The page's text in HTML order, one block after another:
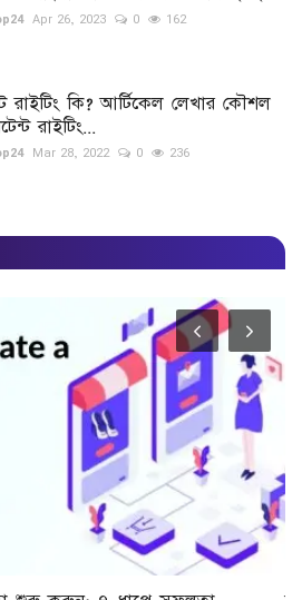
Apr 26, 2023 0 162
রাইটিং কি? আর্টিকেল লেখার কৌশল
রাইটিং...
Mar 28, 2022 0 236